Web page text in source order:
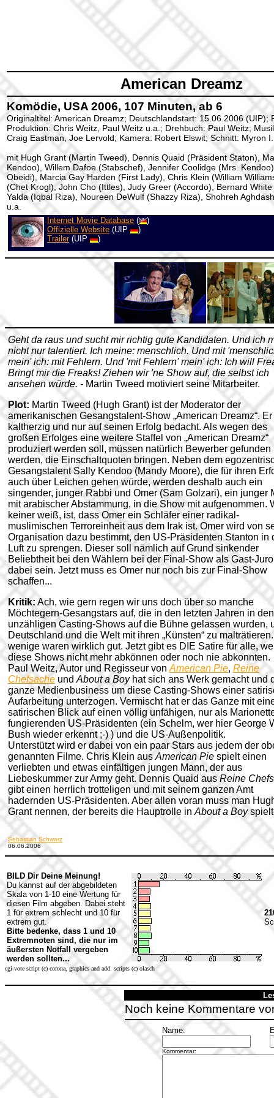
American Dreamz
Komödie, USA 2006, 107 Minuten, ab 6
Originaltitel: American Dreamz; Deutschlandstart: 15.06.2006 (UIP);
Produktion: Chris Weitz, Paul Weitz u.a.; Drehbuch: Paul Weitz;
Craig Eastman, Joe Lervold; Kamera: Robert Elswit; Schnitt: Myron
mit Hugh Grant (Martin Tweed), Dennis Quaid (Präsident Staton),
Kendoo), Willem Dafoe (Stabschef), Jennifer Coolidge (Mrs.
Obeidi), Marcia Gay Harden (First Lady), Chris Klein (William
(Chet Krogl), John Cho (Ittles), Judy Greer (Accordo), Bernard
Yalda (Iqbal Riza), Noureen DeWulf (Shazzy Riza), Shohreh
u.a.
Internet Movie Database (
)
Offizielle Website (UIP
)
Trailer(UIP )
Geht da raus und sucht mir richtig gute Kandidaten. Und ich
nicht nur talentiert. Ich meine: menschlich. Und mit
mein' ich: mit Fehlern. Und 'mit Fehlern' mein' ich: Ich will
Bringt mir die Freaks! Ziehen wir 'ne Show auf, die selbst ich
ansehen würde. - Martin Tweed motiviert seine Mitarbeiter.
Plot: Martin Tweed (Hugh Grant) ist der Moderator der
amerikanischen Gesangstalent-Show „American Dreamz“. Er
kaltherzig und nur auf seinen Erfolg bedacht. Als wegen des
großen Erfolges eine weitere Staffel von „American Dreamz“
produziert werden soll, müssen natürlich Bewerber gefunden
werden, die Einschaltquoten bringen. Neben dem
Gesangstalent Sally Kendoo (Mandy Moore), die für ihren
auch über Leichen gehen würde, werden deshalb auch ein
singender, junger Rabbi und Omer (Sam Golzari), ein junger
mit arabischer Abstammung, in die Show mit aufgenommen.
keiner weiß, ist, dass Omer ein Schläfer einer radikal-
muslimischen Terroreinheit aus dem Irak ist. Omer wird von
Organisation dazu bestimmt, den US-Präsidenten Stanton in
Luft zu sprengen. Dieser soll nämlich auf Grund sinkender
Beliebtheit bei den Wählern bei der Final-Show als Gast-
dabei sein. Jetzt muss es Omer nur noch bis zur Final-Show
schaffen...
Kritik: Ach, wie gern regen wir uns doch über so manche
Möchtegern-Gesangstars auf, die in den letzten Jahren in den
unzähligen Casting-Shows auf die Bühne gelassen wurden,
Deutschland und die Welt mit ihren „Künsten“ zu
wenige waren wirklich gut. Jetzt gibt es DIE Satire für alle,
diese Shows nicht mehr abkönnen oder noch nie abkonnten.
Paul Weitz, Autor und Regisseur von American Pie, Reine
Chefsache und About a Boyhat sich ans Werk gemacht und
ganze Medienbusiness um diese Casting-Shows einer
Aufarbeitung unterzogen. Vermischt hat er das Ganze mit
satirischen Blick auf einen völlig unfähigen, nur als
fungierenden US-Präsidenten (ein Schelm, wer hier George
Bush wieder erkennt ;-) ) und die US-Außenpolitik.
Unterstützt wird er dabei von ein paar Stars aus jedem der
genannten Filme. Chris Klein ausAmerican Pie spielt einen
verliebten und etwas einfältigen jungen Mann, der aus
Liebeskummer zur Army geht. Dennis Quaid ausReine
gibt einen herrlich trotteligen und mit seinem ganzen Amt
hadernden US-Präsidenten. Aber allen voran muss man
Grant nennen, der bereits die Hauptrolle in About a Boy
Sebastian Schwarz
06.06.2006
BILD Dir Deine Meinung!
Du kannst auf der abgebildeten
Skala von 1-10 eine Wertung für
diesen Film abgeben. Dabei steht
1 für extrem schlecht und 10 für
extrem gut.
Bitte bedenke, dass 1 und 10
Extremnoten sind, die nur im
äußersten Notfall vergeben
werden sollten...
cgi-vote script (c) corona, graphics and add. scripts (c) olasch
Noch keine Kommentare
Name:
Kommentar: